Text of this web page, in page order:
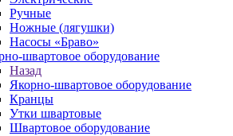
Ручные
Ножные (лягушки)
Насосы «Браво»
швартовое оборудование
Назад
Якорно-швартовое оборудование
Кранцы
Утки швартовые
Швартовое оборудование